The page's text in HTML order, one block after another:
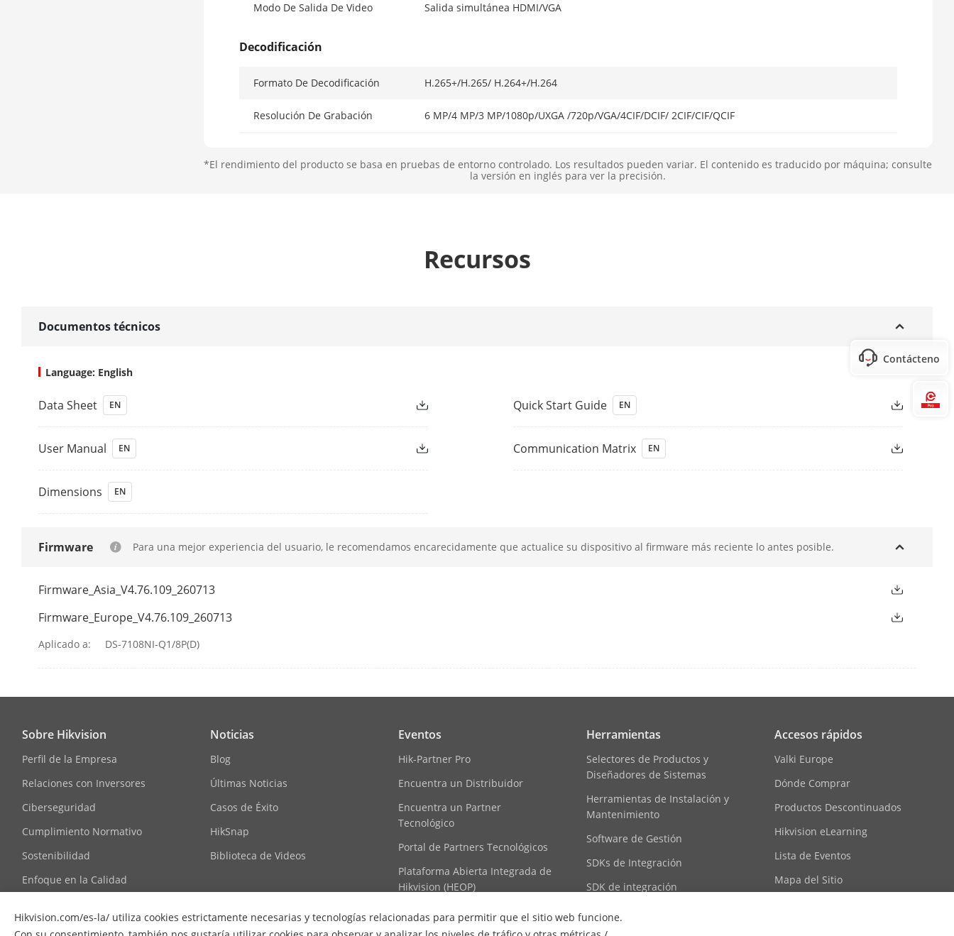
Modo De Salida De Video Salida simultánea HDMI/VGA
Decodificación
Formato De Decodificación H.265+/H.265/ H.264+/H.264
Resolución De Grabación 6 MP/4 MP/3 MP/1080p/UXGA /720p/VGA/4CIF/DCIF/ 2CIF/CIF/QCIF
4-ch@1080p (30 fps) o 2-ch@4 MP (30 fps) o 1-ch@6 MP (30 fps)
Fuente De Alimentación 48 VCC, 1,8 A
Temperatura De
-10 a +55 oC (+14 a +131 oF)
Humedad De Funcionamiento
Dimensiones (Ancho × Alto ×
285 × 210 × 48 mm(11.2" × 8.3\" × 1.9\")
*El rendimiento del producto se basa en pruebas de entorno controlado. Los resultados pueden variar. El contenido es traducido por máquina; consulte
la versión en inglés para ver la precisión.
Recursos
Documentos técnicos
Language: English
Data Sheet EN Quick Start Guide EN
User Manual EN Communication Matrix EN
Dimensions EN
Firmware Para una mejor experiencia del usuario, le recomendamos encarecidamente que actualice su dispositivo al firmware más reciente lo antes posible.
Firmware_Asia_V4.76.109_260713
Firmware_Europe_V4.76.109_260713
Aplicado a: DS-7108NI-Q1/8P(D)
Hikvision.com/es-la/ utiliza cookies estrictamente necesarias y tecnologías relacionadas para permitir que el sitio web funcione.
Contáctenos
Sobre Hikvision
Perfil de la Empresa
Relaciones con Inversores
Ciberseguridad
Cumplimiento Normativo
Sostenibilidad
Enfoque en la Calidad
Preguntas Frecuentes
Noticias
Blog
Últimas Noticias
Casos de Éxito
HikSnap
Biblioteca de Videos
Eventos
Hik-Partner Pro
Encuentra un Distribuidor
Encuentra un Partner
Tecnológico
Portal de Partners Tecnológicos
Plataforma Abierta Integrada de
Hikvision (HEOP)
Centro de Contenido
Herramientas
Selectores de Productos y
Diseñadores de Sistemas
Herramientas de Instalación y
Mantenimiento
Software de Gestión
SDKs de Integración
SDK de integración
Mapa de recursos
Accesos rápidos
Valki Europe
Dónde Comprar
Productos Descontinuados
Hikvision eLearning
Lista de Eventos
Mapa del Sitio